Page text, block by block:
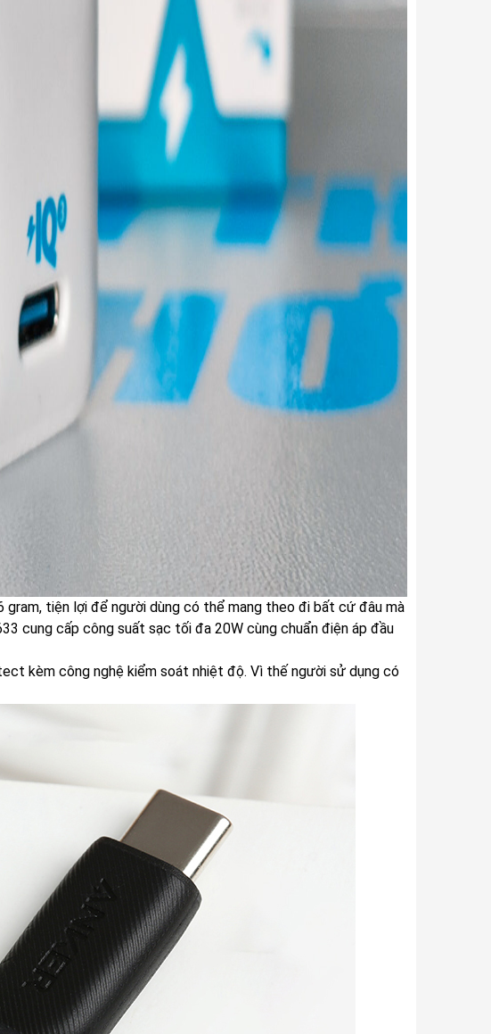
tiện lợi để người dùng có thể mang theo đi bất cứ đâu mà
cung cấp công suất sạc tối đa 20W cùng chuẩn điện áp đầu
kèm công nghệ kiểm soát nhiệt độ. Vì thế người sử dụng có